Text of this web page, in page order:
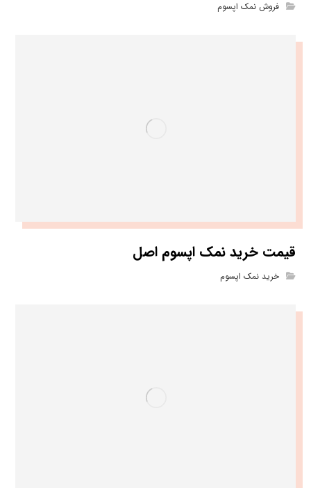
فروش نمک اپسوم
قیمت خرید نمک اپسوم اصل
خرید نمک اپسوم